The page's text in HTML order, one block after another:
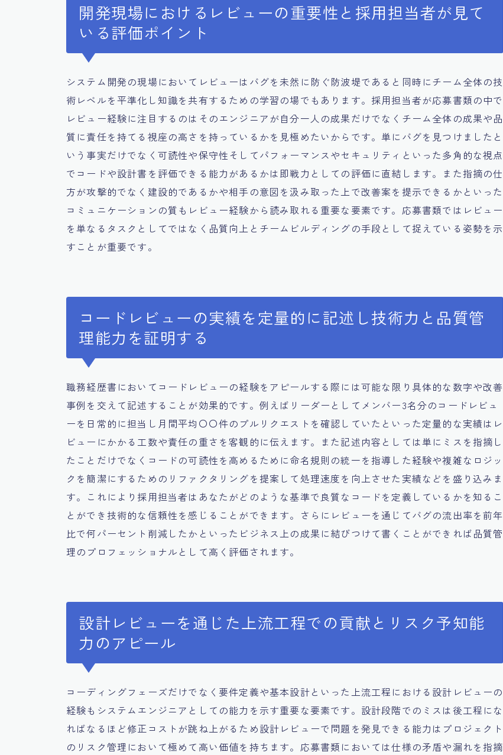
開発現場におけるレビューの重要性と採用担当者が見て
いる評価ポイント
システム開発の現場においてレビューはバグを未然に防ぐ防波堤であると同時にチーム全体の技
術レベルを平準化し知識を共有するための学習の場でもあります。採用担当者が応募書類の中で
レビュー経験に注目するのはそのエンジニアが自分一人の成果だけでなくチーム全体の成果や品
質に責任を持てる視座の高さを持っているかを見極めたいからです。単にバグを見つけましたと
いう事実だけでなく可読性や保守性そしてパフォーマンスやセキュリティといった多角的な視点
でコードや設計書を評価できる能力があるかは即戦力としての評価に直結します。また指摘の仕
方が攻撃的でなく建設的であるかや相手の意図を汲み取った上で改善案を提示できるかといった
コミュニケーションの質もレビュー経験から読み取れる重要な要素です。応募書類ではレビュー
を単なるタスクとしてではなく品質向上とチームビルディングの手段として捉えている姿勢を示
すことが重要です。
コードレビューの実績を定量的に記述し技術力と品質管
理能力を証明する
職務経歴書においてコードレビューの経験をアピールする際には可能な限り具体的な数字や改善
事例を交えて記述することが効果的です。例えばリーダーとしてメンバー3名分のコードレビュ
ーを日常的に担当し月間平均〇〇件のプルリクエストを確認していたといった定量的な実績はレ
ビューにかかる工数や責任の重さを客観的に伝えます。また記述内容としては単にミスを指摘し
たことだけでなくコードの可読性を高めるために命名規則の統一を指導した経験や複雑なロジッ
クを簡潔にするためのリファクタリングを提案して処理速度を向上させた実績などを盛り込みま
す。これにより採用担当者はあなたがどのような基準で良質なコードを定義しているかを知るこ
とができ技術的な信頼性を感じることができます。さらにレビューを通じてバグの流出率を前年
比で何パーセント削減したかといったビジネス上の成果に結びつけて書くことができれば品質管
理のプロフェッショナルとして高く評価されます。
設計レビューを通じた上流工程での貢献とリスク予知能
力のアピール
コーディングフェーズだけでなく要件定義や基本設計といった上流工程における設計レビューの
経験もシステムエンジニアとしての能力を示す重要な要素です。設計段階でのミスは後工程にな
ればなるほど修正コストが跳ね上がるため設計レビューで問題を発見できる能力はプロジェクト
のリスク管理において極めて高い価値を持ちます。応募書類においては仕様の矛盾や漏れを指摘